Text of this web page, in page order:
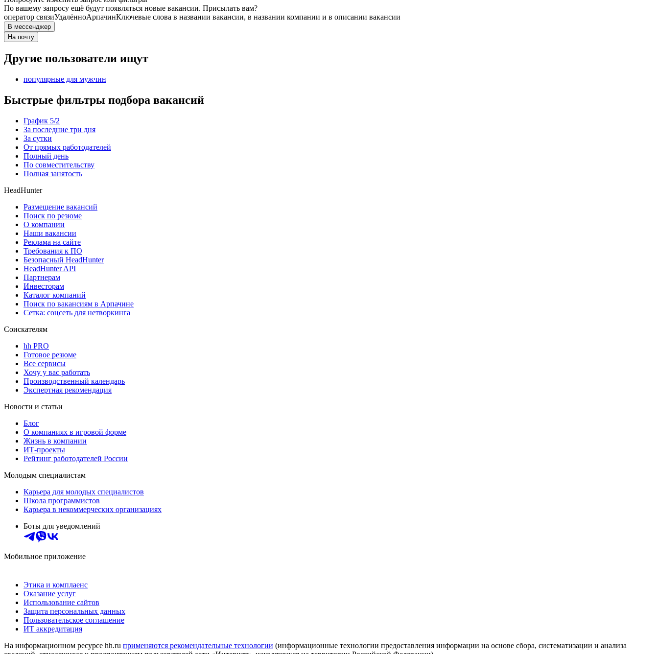
По вашему запросу ещё будут появляться новые вакансии. Присылать вам?
оператор связиУдалённоАрпачинКлючевые слова в названии вакансии, в названии компании и в описании вакансии
В мессенджер
На почту
Другие пользователи ищут
популярные для мужчин
Быстрые фильтры подбора вакансий
График 5/2
За последние три дня
За сутки
От прямых работодателей
Полный день
По совместительству
Полная занятость
HeadHunter
Размещение вакансий
Поиск по резюме
О компании
Наши вакансии
Реклама на сайте
Требования к ПО
Безопасный HeadHunter
HeadHunter API
Партнерам
Инвесторам
Каталог компаний
Поиск по вакансиям в Арпачине
Сетка: соцсеть для нетворкинга
Соискателям
hh PRO
Готовое резюме
Все сервисы
Хочу у вас работать
Производственный календарь
Экспертная рекомендация
Новости и статьи
Блог
О компаниях в игровой форме
Жизнь в компании
ИТ-проекты
Рейтинг работодателей России
Молодым специалистам
Карьера для молодых специалистов
Школа программистов
Карьера в некоммерческих организациях
Боты для уведомлений
Мобильное приложение
Этика и комплаенс
Оказание услуг
Использование сайтов
Защита персональных данных
Пользовательское соглашение
ИТ аккредитация
На информационном ресурсе hh.ru применяются рекомендательные технологии (информационные технологии предоставления информации на основе сбора, систематизации и анализа